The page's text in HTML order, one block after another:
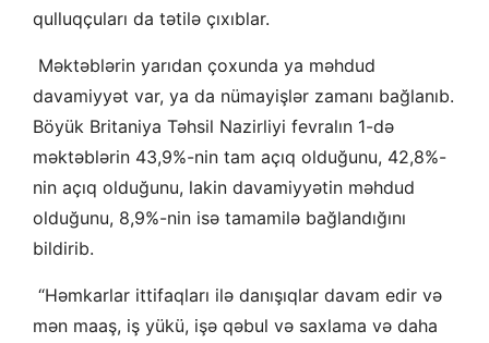
qulluqçuları da tətilə çıxıblar.
Məktəblərin yarıdan çoxunda ya məhdud
davamiyyət var, ya da nümayişlər zamanı bağlanıb.
Böyük Britaniya Təhsil Nazirliyi fevralın 1-də
məktəblərin 43,9%-nin tam açıq olduğunu, 42,8%-
nin açıq olduğunu, lakin davamiyyətin məhdud
olduğunu, 8,9%-nin isə tamamilə bağlandığını
bildirib.
“Həmkarlar ittifaqları ilə danışıqlar davam edir və
mən maaş, iş yükü, işə qəbul və saxlama və daha